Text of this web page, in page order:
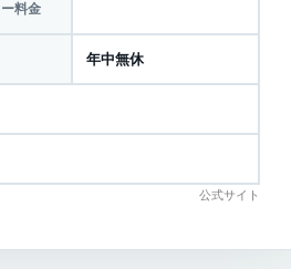
料金
年中無休
公式サイト